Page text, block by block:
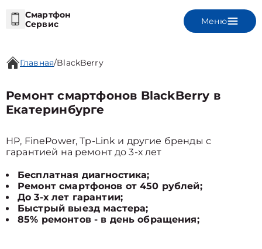
Смартфон
Сервис
Меню
Главная/BlackBerry
Ремонт смартфонов BlackBerry в
Екатеринбурге
HP, FinePower, Tp-Link и другие бренды с
гарантией на ремонт до 3-х лет
Бесплатная диагностика;
Ремонт смартфонов от 450 рублей;
До 3-х лет гарантии;
Быстрый выезд мастера;
85% ремонтов - в день обращения;